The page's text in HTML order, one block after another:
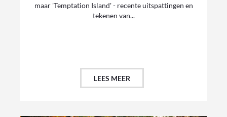
maar 'Temptation Island' - recente uitspattingen en
tekenen van...
LEES MEER